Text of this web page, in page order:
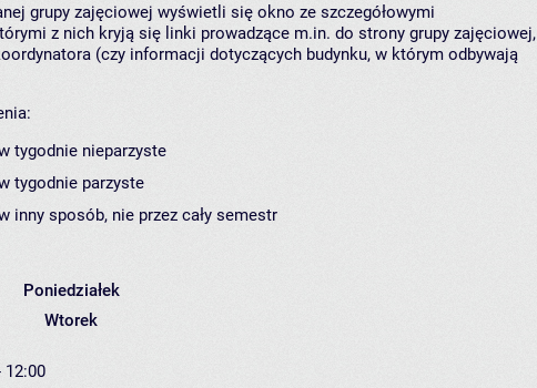
grupy zajęciowej wyświetli się okno ze szczegółowymi
z nich kryją się linki prowadzące m.in. do strony grupy zajęciowej,
(czy informacji dotyczących budynku, w którym odbywają
tygodnie nieparzyste
tygodnie parzyste
inny sposób, nie przez cały semestr
Poniedziałek
Wtorek
12:00